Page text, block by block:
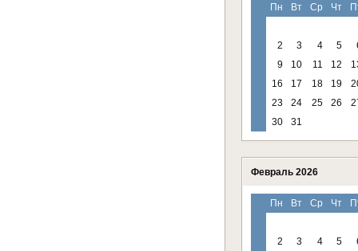
Пн Вт Ср Чт
2 3 4 5
9
10 11 12
16
17 18 19
23
24 25 26
30
31
Февраль 2026
Пн Вт Ср Чт
2 3 4 5